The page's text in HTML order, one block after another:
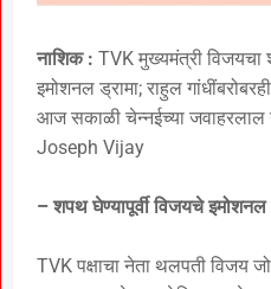
नाशिक : TVK मुख्यमंत्री
इमोशनल ड्रामा; राहुल
आज सकाळी चेन्नईच्या
Joseph Vijay
– शपथ घेण्यापूर्वी विजयचे इमोशनल
TVK पक्षाचा नेता थलपती विजय